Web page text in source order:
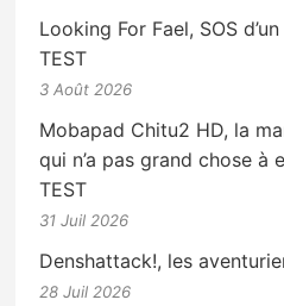
Looking For Fael, SOS
TEST
3 Août 2026
Mobapad Chitu2 HD, la
qui n’a pas grand chose à
TEST
31 Juil 2026
Denshattack!, les
28 Juil 2026